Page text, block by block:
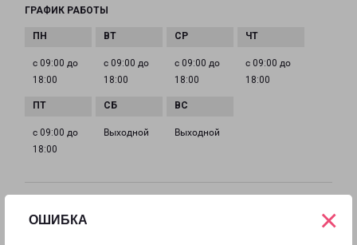
ОШИБКА ×
ГРАФИК РАБОТЫ
с 09:00 до
18:00
с 09:00 до
18:00
с 09:00 до
18:00
с 09:00 до
18:00
с 09:00 до
18:00
Выходной Выходной
Россия, Ростовская область, Каменск-